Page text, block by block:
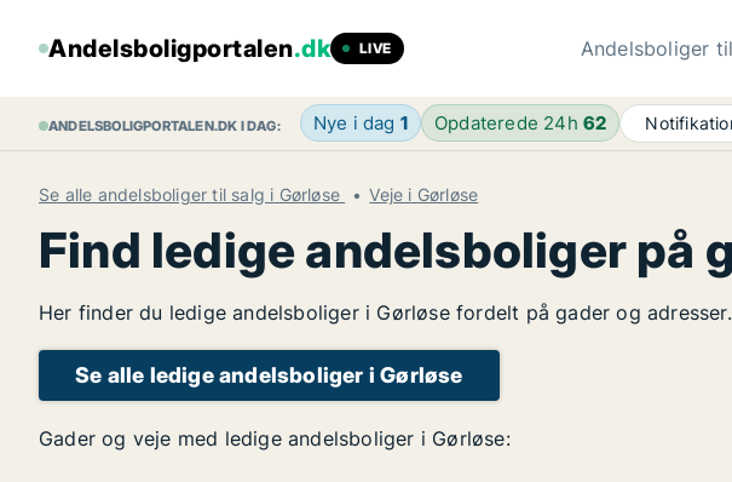
Andelsboligportalen.dk LIVE Andelsboliger
ANDELSBOLIGPORTALEN.DK I DAG: Nye i dag 1 Opdaterede 24h62
Se alle andelsboliger til salg i Gørløse Veje i Gørløse
Find ledige andelsboliger på
Her finder du ledige andelsboliger i Gørløse fordelt på gader og
Se alle ledige andelsboliger i Gørløse
Gader og veje med ledige andelsboliger i Gørløse: